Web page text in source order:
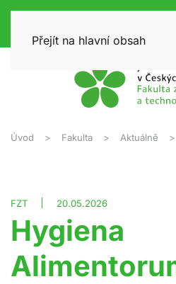
Přejít na hlavní obsah
Úvod Fakulta Aktuálně
FZT 20.05.2026
Hygiena